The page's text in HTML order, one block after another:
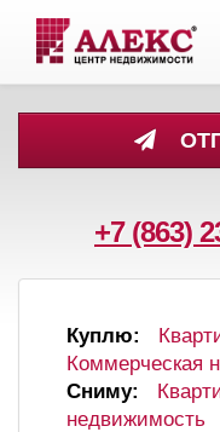
+7 (863)
Куплю:
Коммерческая
Сниму:
недвижимость